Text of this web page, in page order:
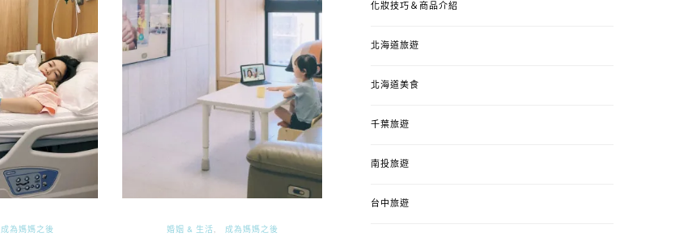
成為媽媽之後 婚姻 & 生活 成為媽媽之後
化妝技巧＆商品介紹
北海道旅遊
北海道美食
千葉旅遊
南投旅遊
台中旅遊